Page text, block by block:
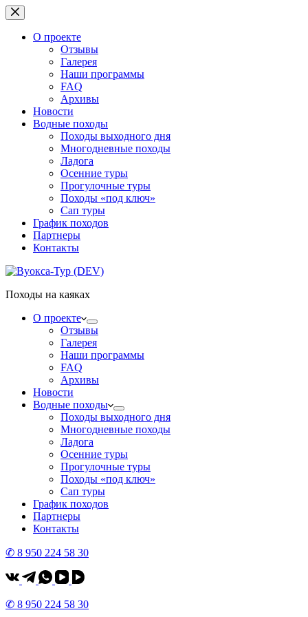
Перейти
к
сути
О проекте
Отзывы
Галерея
Наши программы
FAQ
Архивы
Новости
Водные походы
Походы выходного дня
Многодневные походы
Ладога
Осенние туры
Прогулочные туры
Походы «под ключ»
Сап туры
График походов
Партнеры
Контакты
Походы на каяках
О проекте
Отзывы
Галерея
Наши программы
FAQ
Архивы
Новости
Водные походы
Походы выходного дня
Многодневные походы
Ладога
Осенние туры
Прогулочные туры
Походы «под ключ»
Сап туры
График походов
Партнеры
Контакты
✆ 8 950 224 58 30
✆ 8 950 224 58 30